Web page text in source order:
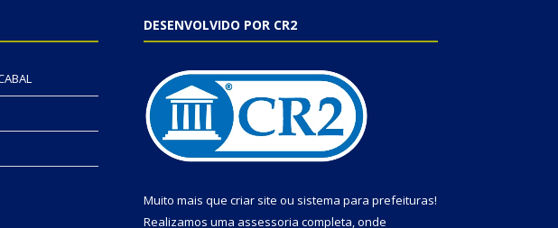
DESENVOLVIDO POR CR2
Muito mais que criar site ou sistema para prefeituras!
Realizamos uma assessoria completa, onde